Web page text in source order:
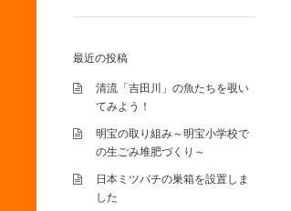
最近の投稿
清流「吉田川」の魚たちを覗い
てみよう！
明宝の取り組み～明宝小学校で
の生ごみ堆肥づくり～
日本ミツバチの巣箱を設置しま
した